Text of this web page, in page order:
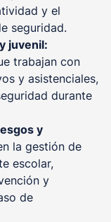
y el
seguridad.
juvenil:
trabajan con
y asistenciales,
durante
y
la gestión de
escolar,
y
de